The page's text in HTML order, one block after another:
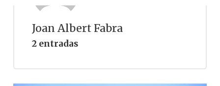
Joan Albert Fabra
2 entradas